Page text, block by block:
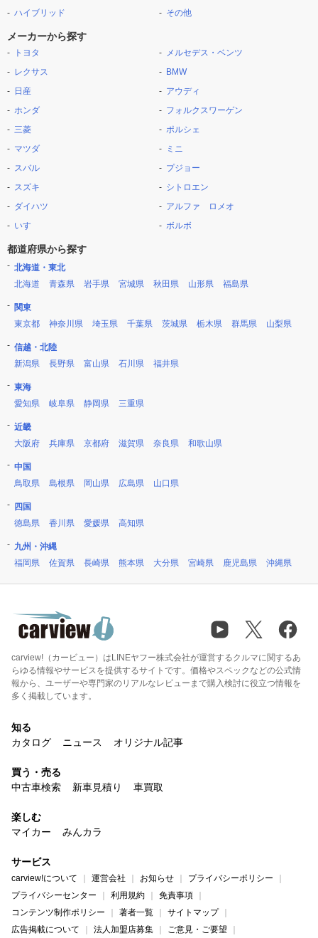
ハイブリッド
その他
メーカーから探す
トヨタ
レクサス
日産
ホンダ
三菱
マツダ
スバル
スズキ
ダイハツ
いすゞ
メルセデス・ベンツ
BMW
アウディ
フォルクスワーゲン
ポルシェ
ミニ
プジョー
シトロエン
アルファ ロメオ
ボルボ
都道府県から探す
北海道・東北
北海道
青森県 岩手県 宮城県 秋田県 山形県 福島県
関東
東京都
神奈川県 埼玉県 千葉県 茨城県 栃木県 群馬県 山梨県
信越・北陸
新潟県
長野県 富山県 石川県 福井県
東海
愛知県
岐阜県 静岡県 三重県
近畿
大阪府
兵庫県 京都府 滋賀県 奈良県 和歌山県
中国
鳥取県
島根県 岡山県 広島県 山口県
四国
徳島県
香川県 愛媛県 高知県
九州・沖縄
福岡県
佐賀県 長崎県 熊本県 大分県 宮崎県 鹿児島県 沖縄県
carview!（カービュー）はLINEヤフー株式会社が運営するクルマに関するあ
らゆる情報やサービスを提供するサイトです。価格やスペックなどの公式情
報から、ユーザーや専門家のリアルなレビューまで購入検討に役立つ情報を
多く掲載しています。
知る
カタログ
ニュース オリジナル記事
買う・売る
中古車検索
新車見積り 車買取
楽しむ
マイカー
みんカラ
サービス
carview!について 運営会社 お知らせ
プライバシーポリシー
プライバシーセンター
利用規約
免責事項
コンテンツ制作ポリシー
著者一覧
サイトマップ
広告掲載について
法人加盟店募集 ご意見・ご要望